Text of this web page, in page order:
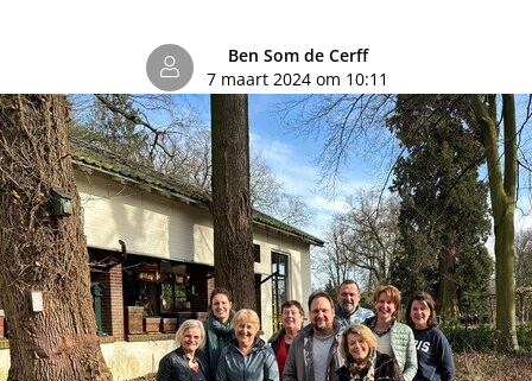
Ben Som de Cerff
7 maart 2024 om 10:11